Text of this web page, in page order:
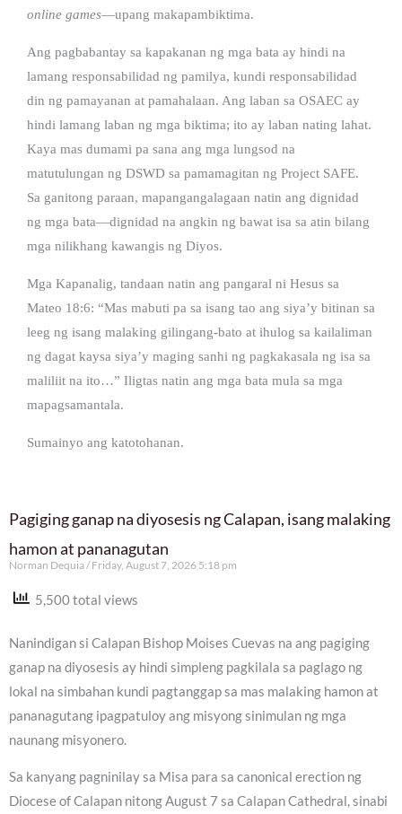
online games—upang makapambiktima.
Ang pagbabantay sa kapakanan ng mga bata ay hindi na
lamang responsabilidad ng pamilya, kundi responsabilidad
din ng pamayanan at pamahalaan. Ang laban sa OSAEC ay
hindi lamang laban ng mga biktima; ito ay laban nating lahat.
Kaya mas dumami pa sana ang mga lungsod na
matutulungan ng DSWD sa pamamagitan ng Project SAFE.
Sa ganitong paraan, mapangangalagaan natin ang dignidad
ng mga bata—dignidad na angkin ng bawat isa sa atin bilang
mga nilikhang kawangis ng Diyos.
Mga Kapanalig, tandaan natin ang pangaral ni Hesus sa
Mateo 18:6: “Mas mabuti pa sa isang tao ang siya’y bitinan sa
leeg ng isang malaking gilingang-bato at ihulog sa kailaliman
ng dagat kaysa siya’y maging sanhi ng pagkakasala ng isa sa
maliliit na ito…” Iligtas natin ang mga bata mula sa mga
mapagsamantala.
Sumainyo ang katotohanan.
Pagiging ganap na diyosesis ng Calapan, isang malaking
hamon at pananagutan
Norman Dequia Friday, August 7, 2026 5:18 pm
5,500 total views
Nanindigan si Calapan Bishop Moises Cuevas na ang pagiging
ganap na diyosesis ay hindi simpleng pagkilala sa paglago ng
lokal na simbahan kundi pagtanggap sa mas malaking hamon at
pananagutang ipagpatuloy ang misyong sinimulan ng mga
naunang misyonero.
Sa kanyang pagninilay sa Misa para sa canonical erection ng
Diocese of Calapan nitong August 7 sa Calapan Cathedral, sinabi